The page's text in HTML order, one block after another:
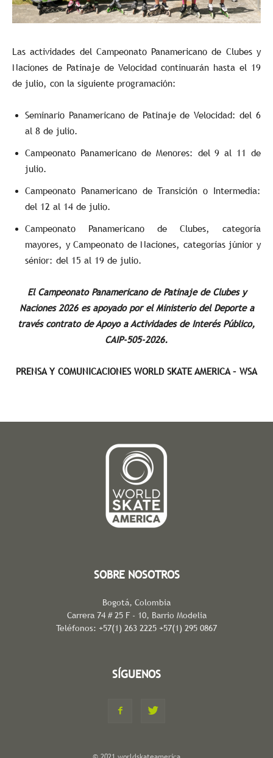
Las actividades del Campeonato Panamericano de Clubes y
Naciones de Patinaje de Velocidad continuarán hasta el 19
de julio, con la siguiente programación:
Seminario Panamericano de Patinaje de Velocidad: del 6
al 8 de julio.
Campeonato Panamericano de Menores: del 9 al 11 de
julio.
Campeonato Panamericano de Transición o Intermedia:
del 12 al 14 de julio.
Campeonato Panamericano de Clubes, categoría
mayores, y Campeonato de Naciones, categorías júnior y
sénior: del 15 al 19 de julio.
El Campeonato Panamericano de Patinaje de Clubes y
Naciones 2026 es apoyado por el Ministerio del Deporte a
través contrato de Apoyo a Actividades de Interés Público,
CAIP-505-2026.
PRENSA Y COMUNICACIONES WORLD SKATE AMERICA – WSA
SOBRE NOSOTROS
Bogotá, Colombia
Carrera 74 # 25 F - 10, Barrio Modelia
Teléfonos: +57(1) 263 2225 +57(1) 295 0867
SÍGUENOS